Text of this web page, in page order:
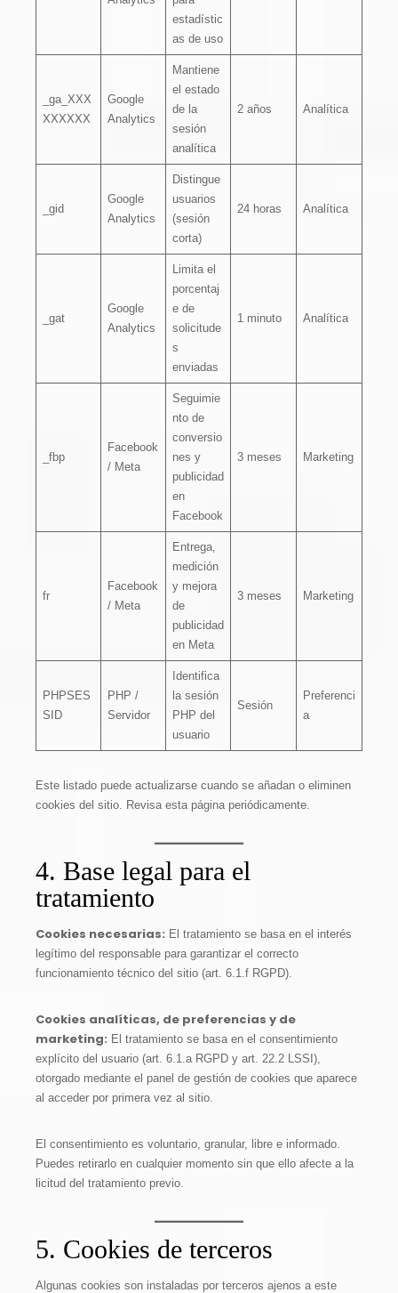
estadístic
as de uso
_ga_XXX
XXXXXX
Google
Analytics
Mantiene
el estado
de la
sesión
analítica
2 años Analítica
_gid
Google
Analytics
Distingue
usuarios
(sesión
corta)
24 horas Analítica
_gat
Google
Analytics
Limita el
porcentaj
e de
solicitude
s
enviadas
1 minuto Analítica
_fbp
Facebook
/ Meta
Seguimie
nto de
conversio
nes y
publicidad
en
Facebook
3 meses Marketing
fr
Facebook
/ Meta
Entrega,
medición
y mejora
de
publicidad
en Meta
3 meses Marketing
PHPSES
SID
PHP /
Servidor
Identifica
la sesión
PHP del
usuario
Sesión
Preferenci
a
Este listado puede actualizarse cuando se añadan o eliminen
cookies del sitio. Revisa esta página periódicamente.
4. Base legal para el
tratamiento
Cookies necesarias: El tratamiento se basa en el interés
legítimo del responsable para garantizar el correcto
funcionamiento técnico del sitio (art. 6.1.f RGPD).
Cookies analíticas, de preferencias y de
marketing: El tratamiento se basa en el consentimiento
explícito del usuario (art. 6.1.a RGPD y art. 22.2 LSSI),
otorgado mediante el panel de gestión de cookies que aparece
al acceder por primera vez al sitio.
El consentimiento es voluntario, granular, libre e informado.
Puedes retirarlo en cualquier momento sin que ello afecte a la
licitud del tratamiento previo.
5. Cookies de terceros
Algunas cookies son instaladas por terceros ajenos a este